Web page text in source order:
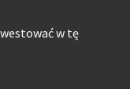
w tę